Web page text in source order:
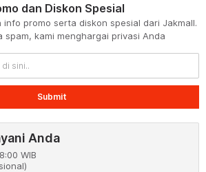
dan Diskon Spesial
info promo serta diskon spesial dari Jakmall.
spam, kami menghargai privasi Anda
Submit
Anda
WIB